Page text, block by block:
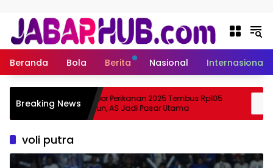
Beranda Bola Berita Nasional Internasional
Breaking NewsEkspor Perikanan 2025 Tembus Rp105
Triliun, AS Jadi Pasar Utama
voli putra